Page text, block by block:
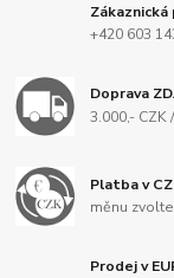
+420 603
Doprava
3.000,- CZK
Platba v
měnu
Prodej v